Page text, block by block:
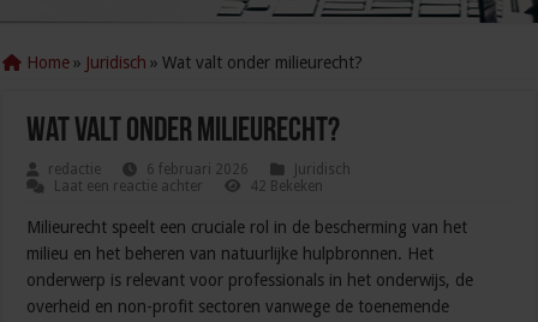
Home » Juridisch » Wat valt onder milieurecht?
Wat valt onder milieurecht?
redactie 6 februari 2026
Juridisch
Laat een reactie achter
42 Bekeken
Milieurecht speelt een cruciale rol in de bescherming van het
milieu en het beheren van natuurlijke hulpbronnen. Het
onderwerp is relevant voor professionals in het onderwijs, de
overheid en non-profit sectoren vanwege de toenemende